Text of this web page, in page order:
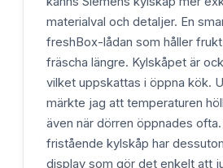
materialval och detaljer. En
freshBox-lådan som håller
fräscha längre. Kylskåpet är
vilket uppskattas i öppna kök.
märkte jag att temperaturen
även när dörren öppnades
fristående kylskåp har
display som gör det enkelt att